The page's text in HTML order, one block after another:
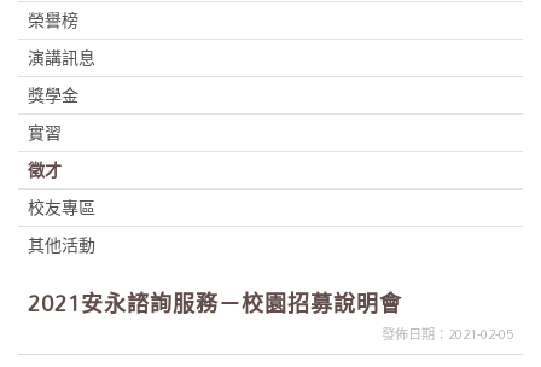
榮譽榜
演講訊息
獎學金
實習
徵才
校友專區
其他活動
2021安永諮詢服務－校園招募說明會
發佈日期：2021-02-05